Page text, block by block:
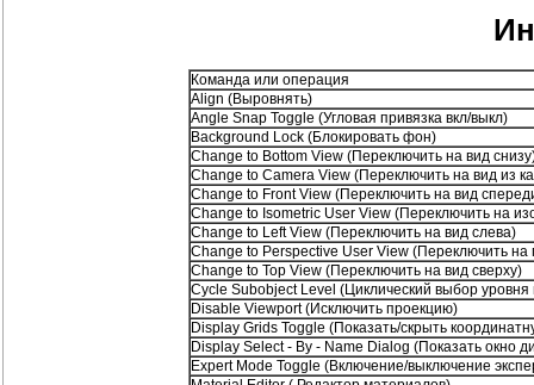
Команда или операция
Align (Выровнять)
Angle Snap Toggle (Угловая привязка вкл/выкл)
Background Lock (Блокировать фон)
Change to Bottom View (Переключить на вид
Change to Camera View (Переключить на вид из
Change to Front View (Переключить на вид
Change to Isometric User View (Переключить на
Change to Left View (Переключить на вид слева)
Change to Perspective User View (Переключить на
Change to Top View (Переключить на вид сверху)
Cycle Subobject Level (Циклический выбор
Disable Viewport (Исключить проекцию)
Display Grids Toggle (Показать/скрыть
Display Select - By - Name Dialog (Показать окно
Expert Mode Toggle (Включение/выключение